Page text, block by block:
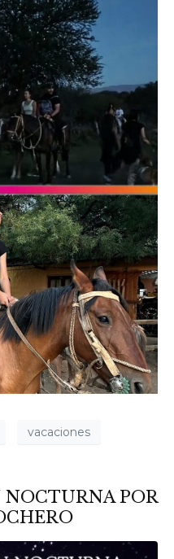
vacaciones
NOCTURNA POR